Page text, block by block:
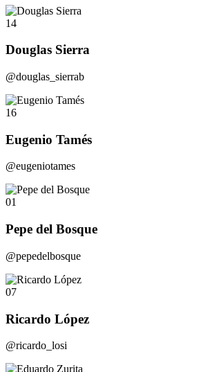
14
Douglas Sierra
@douglas_sierrab
16
Eugenio Tamés
@eugeniotames
01
Pepe del Bosque
@pepedelbosque
07
Ricardo López
@ricardo_losi